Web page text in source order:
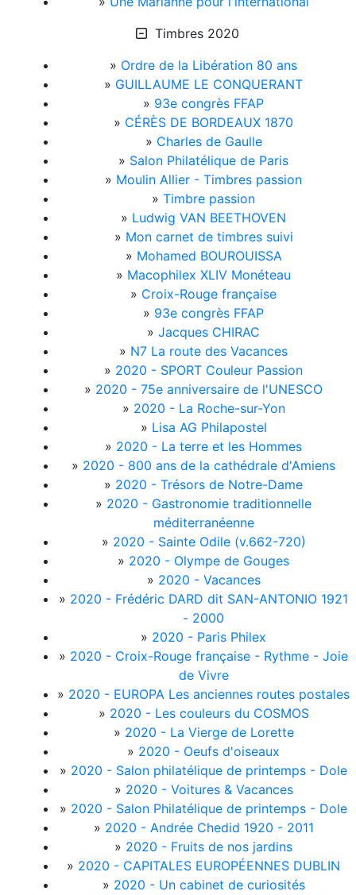
Timbres 2020
» Ordre de la Libération 80 ans
» GUILLAUME LE CONQUERANT
» 93e congrès FFAP
» CÉRÈS DE BORDEAUX 1870
» Charles de Gaulle
» Salon Philatélique de Paris
» Moulin Allier - Timbres passion
» Timbre passion
» Ludwig VAN BEETHOVEN
» Mon carnet de timbres suivi
» Mohamed BOUROUISSA
» Macophilex XLIV Monéteau
» Croix-Rouge française
» 93e congrès FFAP
» Jacques CHIRAC
» N7 La route des Vacances
» 2020 - SPORT Couleur Passion
» 2020 - 75e anniversaire de l'UNESCO
» 2020 - La Roche-sur-Yon
» Lisa AG Philapostel
» 2020 - La terre et les Hommes
» 2020 - 800 ans de la cathédrale d'Amiens
» 2020 - Trésors de Notre-Dame
» 2020 - Gastronomie traditionnelle
méditerranéenne
» 2020 - Sainte Odile (v.662-720)
» 2020 - Olympe de Gouges
» 2020 - Vacances
» 2020 - Frédéric DARD dit SAN-ANTONIO 1921
- 2000
» 2020 - Paris Philex
» 2020 - Croix-Rouge française - Rythme - Joie
de Vivre
» 2020 - EUROPA Les anciennes routes postales
» 2020 - Les couleurs du COSMOS
» 2020 - La Vierge de Lorette
» 2020 - Oeufs d'oiseaux
» 2020 - Salon philatélique de printemps - Dole
» 2020 - Voitures & Vacances
» 2020 - Salon Philatélique de printemps - Dole
» 2020 - Andrée Chedid 1920 - 2011
» 2020 - Fruits de nos jardins
» 2020 - CAPITALES EUROPÉENNES DUBLIN
» 2020 - Un cabinet de curiosités